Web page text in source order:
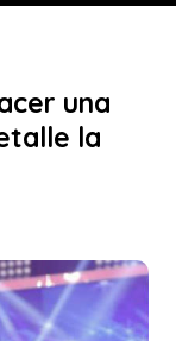
una
la